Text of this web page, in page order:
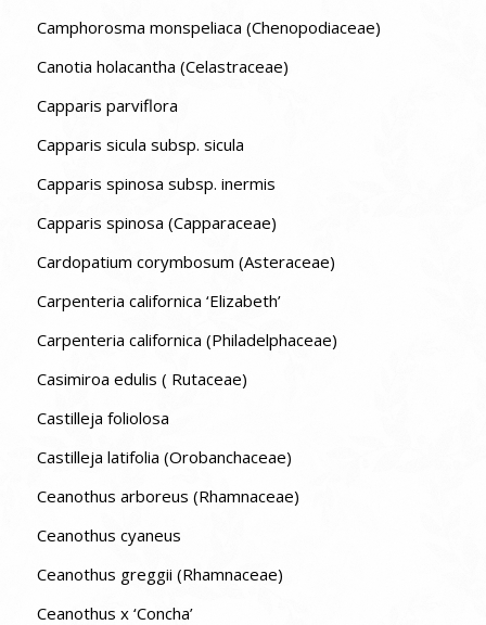
Camphorosma monspeliaca (Chenopodiaceae)
Canotia holacantha (Celastraceae)
Capparis parviflora
Capparis sicula subsp. sicula
Capparis spinosa subsp. inermis
Capparis spinosa (Capparaceae)
Cardopatium corymbosum (Asteraceae)
Carpenteria californica ‘Elizabeth’
Carpenteria californica (Philadelphaceae)
Casimiroa edulis ( Rutaceae)
Castilleja foliolosa
Castilleja latifolia (Orobanchaceae)
Ceanothus arboreus (Rhamnaceae)
Ceanothus cyaneus
Ceanothus greggii (Rhamnaceae)
Ceanothus x ‘Concha’